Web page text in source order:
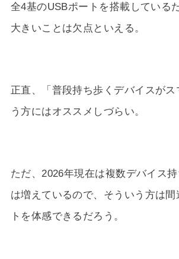
全4基のUSBポートを搭載している
大きいことは欠点といえる。
正直、「普段持ち歩くデバイスがス
う方にはオススメしづらい。
ただ、2026年現在は複数デバイス
は増えているので、そういう方は間
トを体感できるだろう。